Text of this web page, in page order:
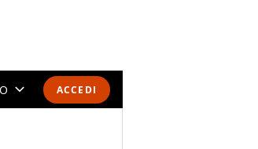
ACCEDI